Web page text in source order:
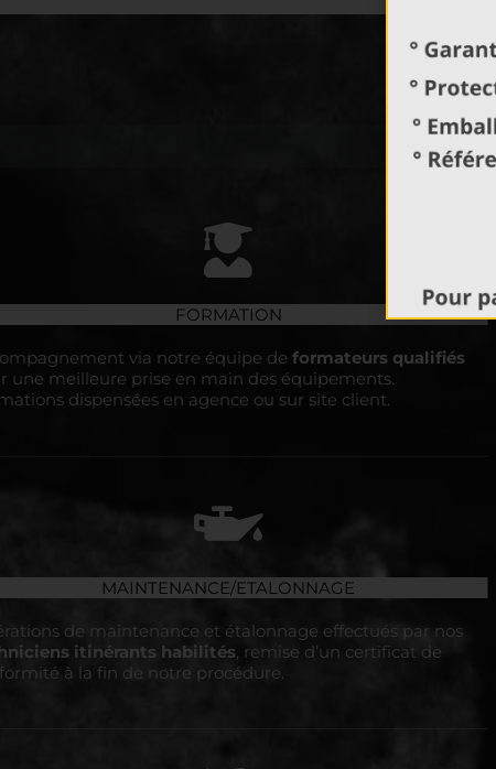
FORMATION
via notre équipe deformateurs qualifiés
une meilleure prise en main des équipements.
dispensées en agence ou sur site client.
MAINTENANCE/ETALONNAGE
de maintenance et étalonnage effectués par nos
itinérants habilités , remise d’un certificat de
à la fin de notre procédure.